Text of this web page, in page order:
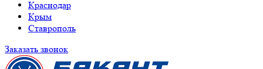
Краснодар
Крым
Ставрополь
Заказать звонок